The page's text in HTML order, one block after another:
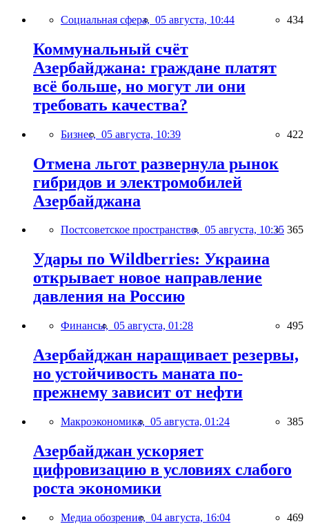
Социальная сфера, 05 августа, 10:44 434
Коммунальный счёт
Азербайджана: граждане платят
всё больше, но могут ли они
требовать качества?
Бизнес, 05 августа, 10:39 422
Отмена льгот развернула рынок
гибридов и электромобилей
Азербайджана
Постсоветское пространство, 05 августа, 10:35 365
Удары по Wildberries: Украина
открывает новое направление
давления на Россию
Финансы, 05 августа, 01:28 495
Азербайджан наращивает резервы,
но устойчивость маната по-
прежнему зависит от нефти
Макроэкономика, 05 августа, 01:24 385
Азербайджан ускоряет
цифровизацию в условиях слабого
роста экономики
Медиа обозрение, 04 августа, 16:04 469